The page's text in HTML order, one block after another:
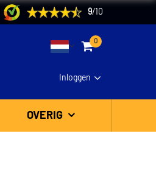
9/ 10
0
Inloggen
OVERIG